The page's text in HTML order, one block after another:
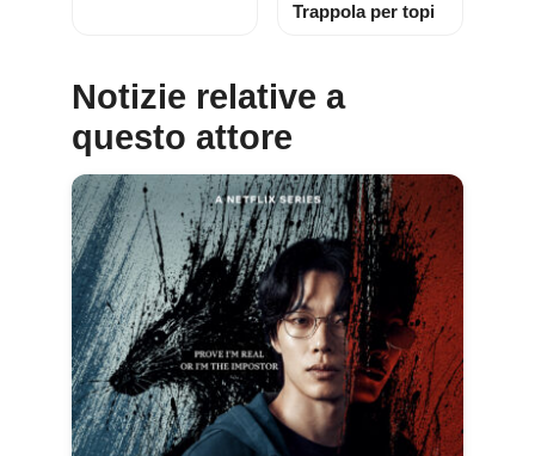
Trappola per topi
Notizie relative a
questo attore